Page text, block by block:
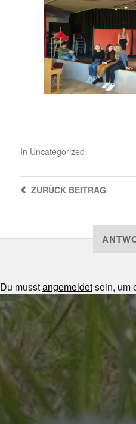
In Uncategorized
ZURÜCKBEITRAG
Du musstangemeldetsein, um